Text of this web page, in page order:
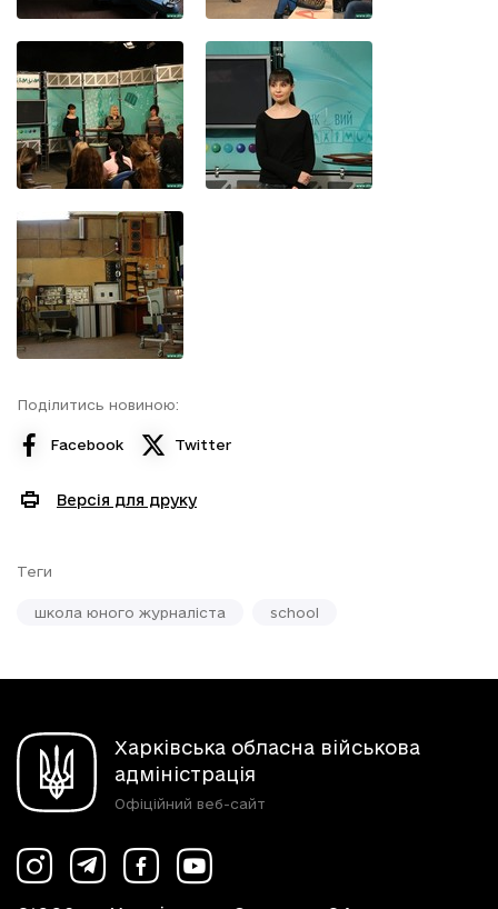
Поділитись новиною:
Facebook Twitter
Версія для друку
Теги
школа юного журналіста school
Харківська обласна військова
адміністрація
Офіційний веб-сайт